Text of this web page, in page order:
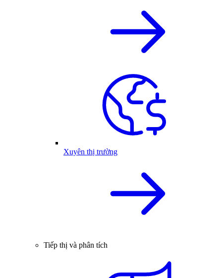
Xuyên thị trường
Tiếp thị và phân tích